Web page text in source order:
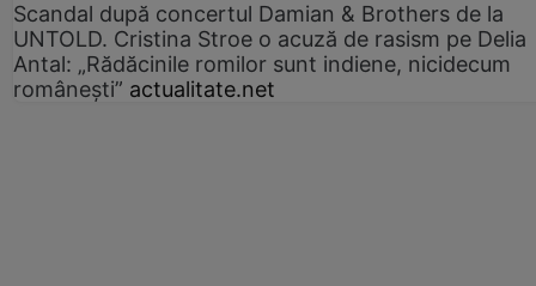
Scandal după concertul Damian & Brothers de la
UNTOLD. Cristina Stroe o acuză de rasism pe Delia
Antal: „Rădăcinile romilor sunt indiene, nicidecum
românești” actualitate.net